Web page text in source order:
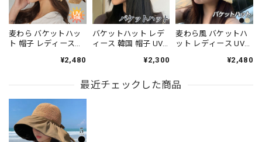
麦わら バケットハッ
ト 帽子 レディース
りたたみ 春夏 おしゃ
いい カジュアル リゾ
ローハット 麦藁帽子
大人可愛い 大人女子
[LS-CDZ042]
¥2,480
バケットハット レデ
ィース 韓国 帽子 UV
人 かわいい きれいめ
地 通勤 通学 アウトド
¥2,300
麦わら風 バケットハ
ット レディース UV対
色 春夏 折りたたみ帽
¥2,480
最近チェックした商品